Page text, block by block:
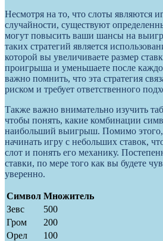
Несмотря на то, что слоты являются
случайности, существуют
могут повысить ваши шансы на
таких стратегий является
которой вы увеличиваете размер
проигрыша и уменьшаете после
важно помнить, что эта стратегия
риском и требует ответственного
Также важно внимательно изучить
чтобы понять, какие комбинации
наибольший выигрыш. Помимо этого,
начинать игру с небольших ставок,
слот и понять его механику.
ставки, по мере того как вы будете
уверенно.
Символ Множитель
Зевс
500
Гром
200
Орел
100